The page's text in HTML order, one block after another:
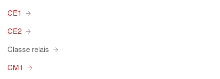
CE1
CE2
Classe relais
CM1